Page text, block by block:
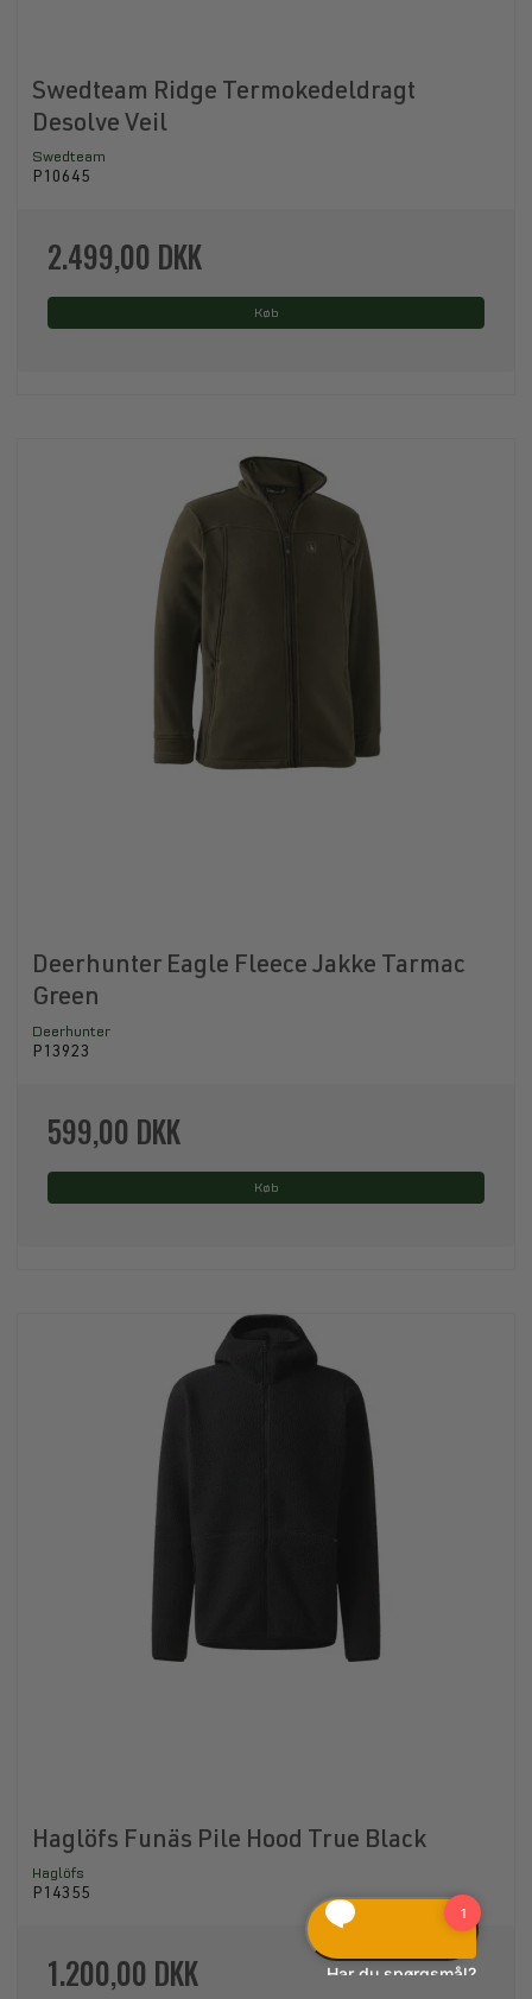
Swedteam Ridge Termokedeldragt
Desolve Veil
Swedteam
P10645
2.499,00 DKK
Køb
Deerhunter Eagle Fleece Jakke Tarmac
Green
Deerhunter
P13923
599,00 DKK
Køb
Haglöfs Funäs Pile Hood True Black
Haglöfs
P14355
1.200,00 DKK